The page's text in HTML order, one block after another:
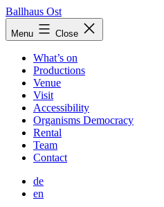
Skip
to
content
Ballhaus Ost
Ballhaus
Ost
Menu Close
What’s on
Productions
Venue
Visit
Accessibility
Organisms Democracy
Rental
Team
Contact
de
en